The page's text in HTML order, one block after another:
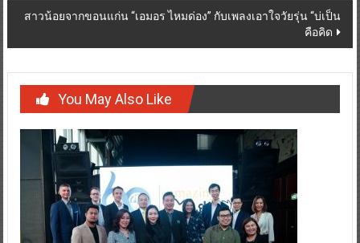
สาวน้อยจากขอนแก่น “เอมอร ไหมด่อง” กับเพลงเอาใจวัยรุ่น “บ่เป็น
คือคิด
You May Also Like